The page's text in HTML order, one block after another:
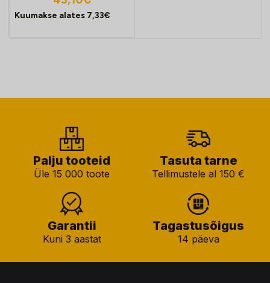
Kuumakse alates 7,33€
Palju tooteid
Üle 15 000 toote
Tasuta tarne
Tellimustele al 150 €
Garantii
Kuni 3 aastat
Tagastusõigus
14 päeva